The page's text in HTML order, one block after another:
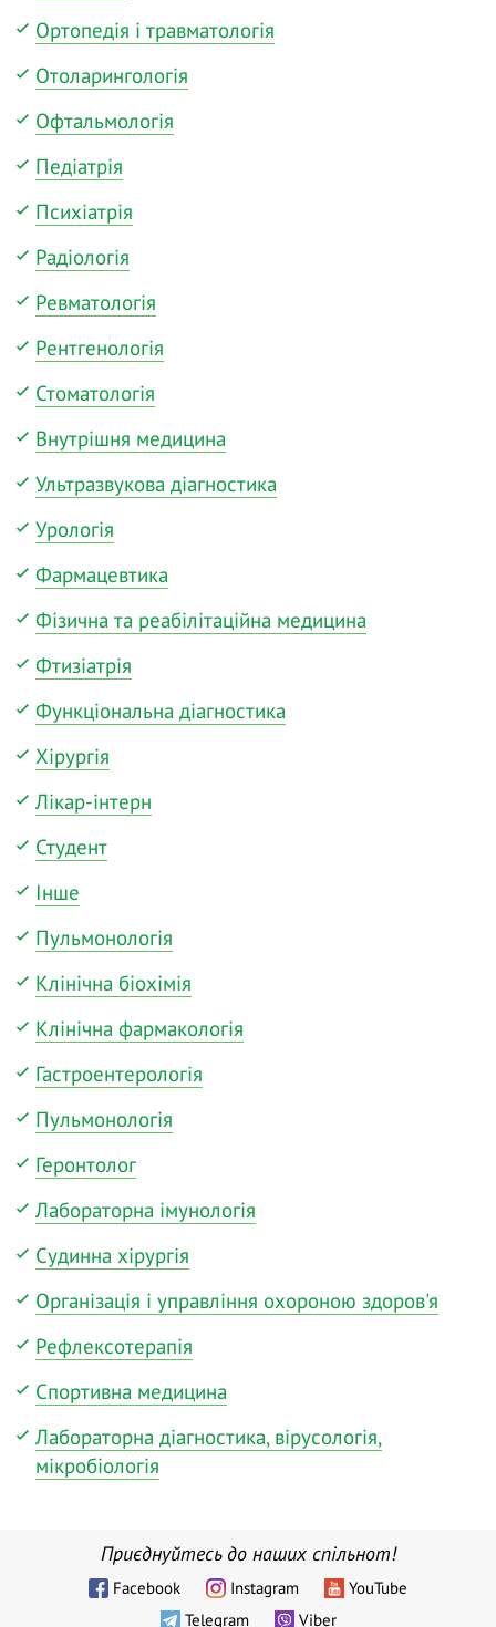
Ортопедія і травматологія
Отоларингологія
Офтальмологія
Педіатрія
Психіатрія
Радіологія
Ревматологія
Рентгенологія
Стоматологія
Внутрішня медицина
Ультразвукова діагностика
Урологія
Фармацевтика
Фізична та реабілітаційна медицина
Фтизіатрія
Функціональна діагностика
Хірургія
Лікар-інтерн
Студент
Інше
Пульмонологія
Клінічна біохімія
Клінічна фармакологія
Гастроентерологія
Пульмонологія
Геронтолог
Лабораторна імунологія
Судинна хірургія
Організація і управління охороною здоров'я
Рефлексотерапія
Спортивна медицина
Лабораторна діагностика, вірусологія,
мікробіологія
Приєднуйтесь до наших спільнот!
Facebook Instagram
YouTube
Telegram
Viber